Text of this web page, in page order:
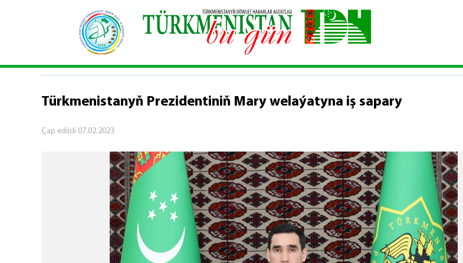
Baş sahypa \ Syýasy habarlar \ Türkmenistanyň Prezidentiniň Mary welaýatyna iş sapary
SYÝASY HABARLAR
Türkmenistanyň Prezidentiniň Mary welaýatyna iş sapary
Çap edildi 07.02.2023